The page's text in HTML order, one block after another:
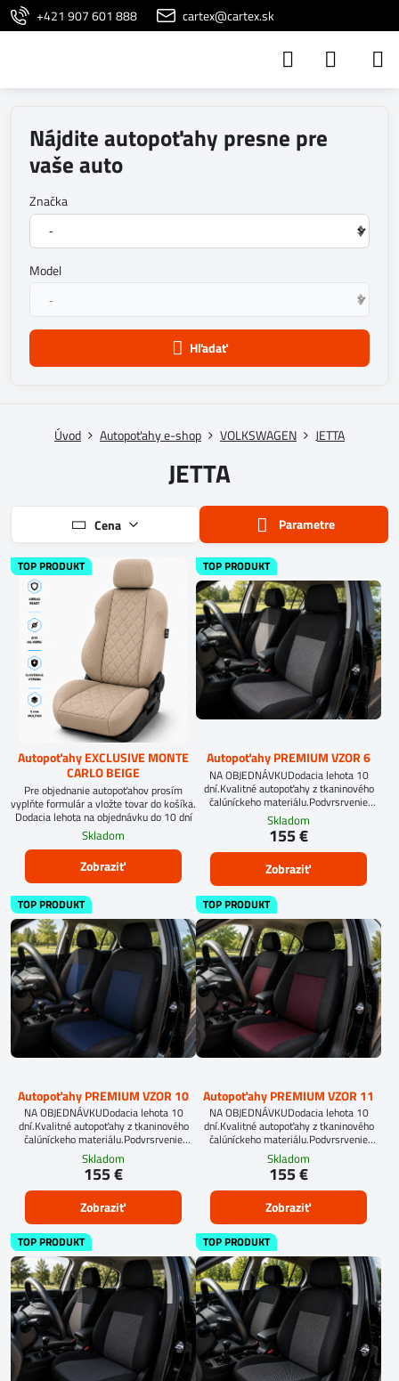
+421 907 601 888 cartex@cartex.sk
Nájdite autopoťahy presne pre
vaše auto
Značka
Model
Hľadať
Úvod Autopoťahy e-shop VOLKSWAGEN JETTA
JETTA
Cena Parametre
TOP PRODUKT
Autopoťahy EXCLUSIVE MONTE
CARLO BEIGE
Pre objednanie autopoťahov prosím
vyplňte formulár a vložte tovar do košíka.
Dodacia lehota na objednávku do 10 dní
Skladom
Zobraziť
TOP PRODUKT
Autopoťahy PREMIUM VZOR 6
NA OBJEDNÁVKUDodacia lehota 10
dní.Kvalitné autopoťahy z tkaninového
čalúníckeho materiálu.Podvrsrvenie
molitan 5 mm.Pri objednávke
autopoťahov šitých na mieru, vyplňte
prosím údaje o sedadlách Vášho
automobilu.
Skladom
155 €
Zobraziť
TOP PRODUKT
Autopoťahy PREMIUM VZOR 10
NA OBJEDNÁVKUDodacia lehota 10
dní.Kvalitné autopoťahy z tkaninového
čalúníckeho materiálu.Podvrsrvenie
molitan 5 mm.
Skladom
155 €
Zobraziť
TOP PRODUKT
Autopoťahy PREMIUM VZOR 11
NA OBJEDNÁVKUDodacia lehota 10
dní.Kvalitné autopoťahy z tkaninového
čalúníckeho materiálu.Podvrsrvenie
molitan 5 mm.
Skladom
155 €
Zobraziť
TOP PRODUKT TOP PRODUKT